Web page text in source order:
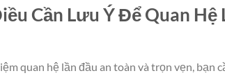
Cần Lưu Ý Để Quan Hệ
quan hệ lần đầu an toàn và trọn vẹn, bạn